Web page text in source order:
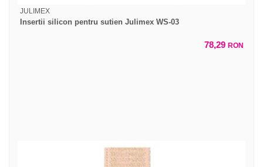
JULIMEX
Insertii silicon pentru sutien Julimex WS-03
78,29 RON